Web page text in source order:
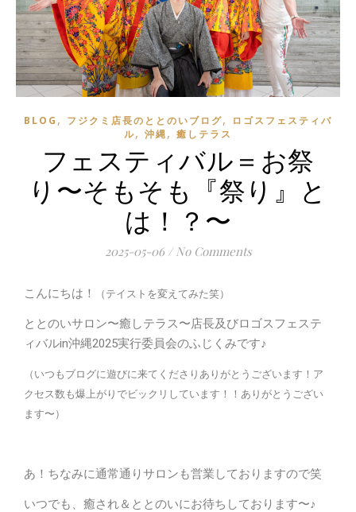
BLOG , フジクミ店長のととのいブログ,
ロゴスフェスティバ
ル, 沖縄, 癒しテラス
フェスティバル＝お祭
り〜そもそも『祭り』と
は！？〜
2025-05-06 / No Comments
こんにちは！ （テイストを変えてみた笑）
ととのいサロン〜癒しテラス〜店長及びロゴスフェステ
ィバルin沖縄2025実行委員会のふじくみです♪
（いつもブログに遊びに来てくださりありがとうございます！ア
クセス数も爆上がりでビックリしています！！ありがとうござい
ます〜）
あ！ちなみに通常通りサロンも営業しておりますので笑
いつでも、癒され＆ととのいにお待ちしております〜♪